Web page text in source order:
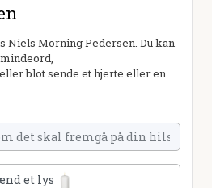
Niels Morning Pedersen. Du kan
blot sende et hjerte eller en
et lys